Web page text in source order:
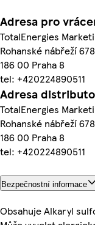
Adresa pro
TotalEnergies
Rohanské nábřeží
186 00 Praha 8
tel: +420224890511
Adresa
TotalEnergies
Rohanské nábřeží
186 00 Praha 8
tel: +420224890511
Bezpečnostní informace
Obsahuje Alkaryl